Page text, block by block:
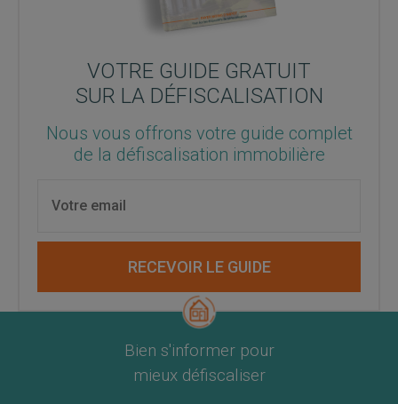
VOTRE GUIDE GRATUIT
SUR LA DÉFISCALISATION
Nous vous offrons votre guide complet
de la défiscalisation immobilière
RECEVOIR LE GUIDE
Bien s'informer pour
mieux défiscaliser